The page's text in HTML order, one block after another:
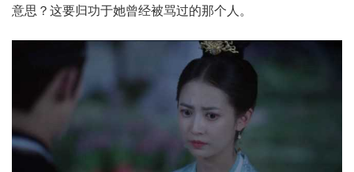
意思？这要归功于她曾经被骂过的那个人。